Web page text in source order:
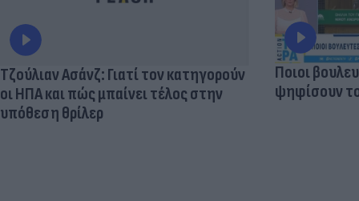
Τζούλιαν Ασάνζ: Γιατί τον κατηγορούν
οι ΗΠΑ και πώς μπαίνει τέλος στην
υπόθεση θρίλερ
Ποιοι
ψηφίσουν